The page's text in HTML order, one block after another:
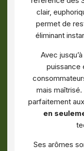
clair,
permet de
éliminant
Avec jusqu’à
puissance
mais
parfaitement
en
Ses arômes